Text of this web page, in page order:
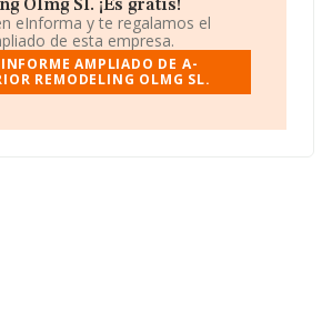
Remodeling Olmg S.L
domicilio fiscal en Avenida Condes
núm. S/N, (03177), en el municipio de
Comunidad Valenciana.
en el ámbito nacional la
Olmg Sl. ¡Es gratis!
eInforma y te regalamos el
de esta empresa.
AMPLIADO DE A-
REMODELING OLMG SL.